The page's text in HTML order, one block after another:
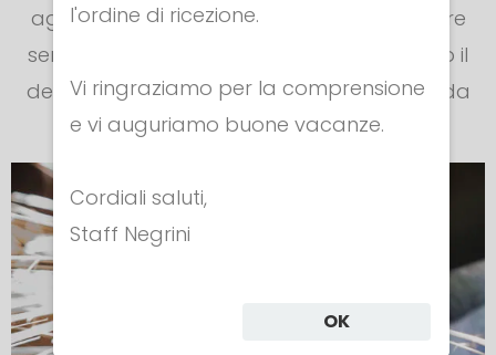
aggiornamento tecnico che mira a rendere
sempre migliori i prodotti, pur mantenendo il
design e lo stile che li contraddistinguono da
più di un secolo.
l'ordine di ricezione.
Vi ringraziamo per la comprensione
e vi auguriamo buone vacanze.
Cordiali saluti,
Staff Negrini
OK